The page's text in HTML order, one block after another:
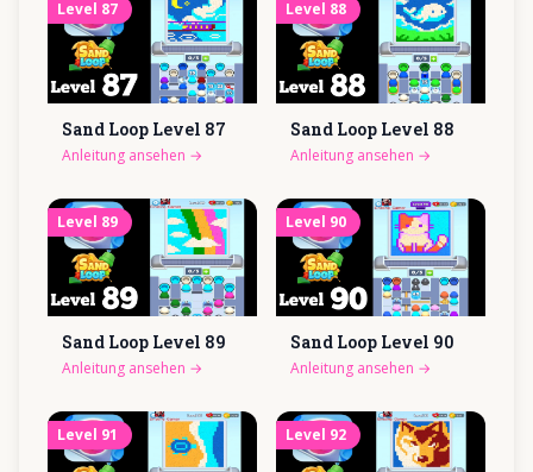
Level 87
Sand Loop Level 87
Anleitung ansehen →
Level 88
Sand Loop Level 88
Anleitung ansehen →
Level 89
Sand Loop Level 89
Anleitung ansehen →
Level 90
Sand Loop Level 90
Anleitung ansehen →
Level 91 Level 92